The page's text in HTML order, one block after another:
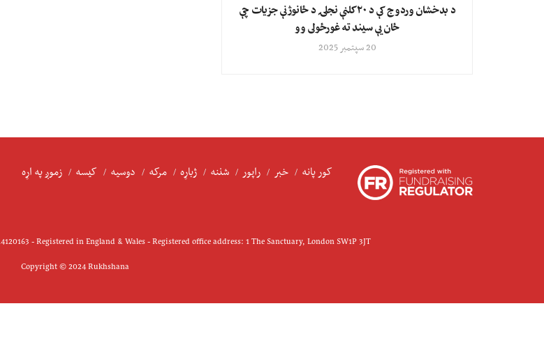
د بدخشان وردوج کې د ۲۰ کلنې نجلۍ د ځانوژنې جزیات چې
ځان یې سیند ته غورځولی وو
20 سپتمبر 2025
کور پانه خبر راپور شننه ژباړه مرکه دوسیه کیسه زموږ په اړه
- Registered in England & Wales - Registered office address: 1 The Sanctuary, London SW1P 3JT
Copyright © 2024 Rukhshana